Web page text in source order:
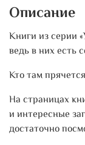
Описание
Книги из серии
ведь в них есть
Кто там
На страницах
и интересные
достаточно